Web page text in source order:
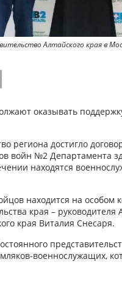
Алтайского края в
оказывать
региона достигло
войн №2 Департамента
находятся
находится на особом
края –
края Виталия Снесаря.
военнослужащих,